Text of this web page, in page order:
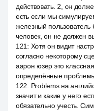
действовать. 2, он
есть если мы
железный пользователь
человек, он не должен
121 : Хотя он видит
согласно некоторому
аарон юзер это
определённые
122: Problems на
значит и какие у него
обязательно учесть.